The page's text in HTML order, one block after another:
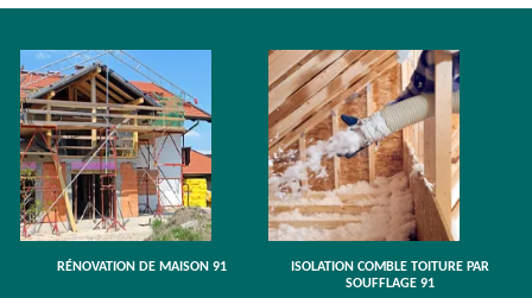
RÉNOVATION DE MAISON 91
ISOLATION COMBLE TOITURE PAR
SOUFFLAGE 91